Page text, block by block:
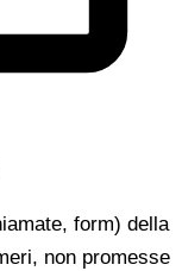
form) della
non promesse